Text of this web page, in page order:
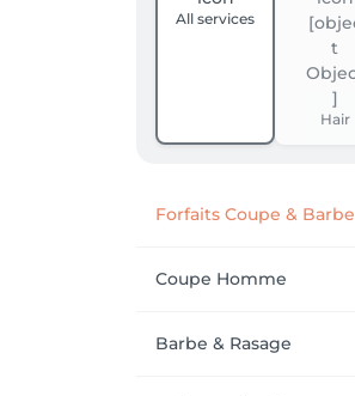
All services
Hair
Forfaits Coupe & Barbe
Coupe Homme
Barbe & Rasage